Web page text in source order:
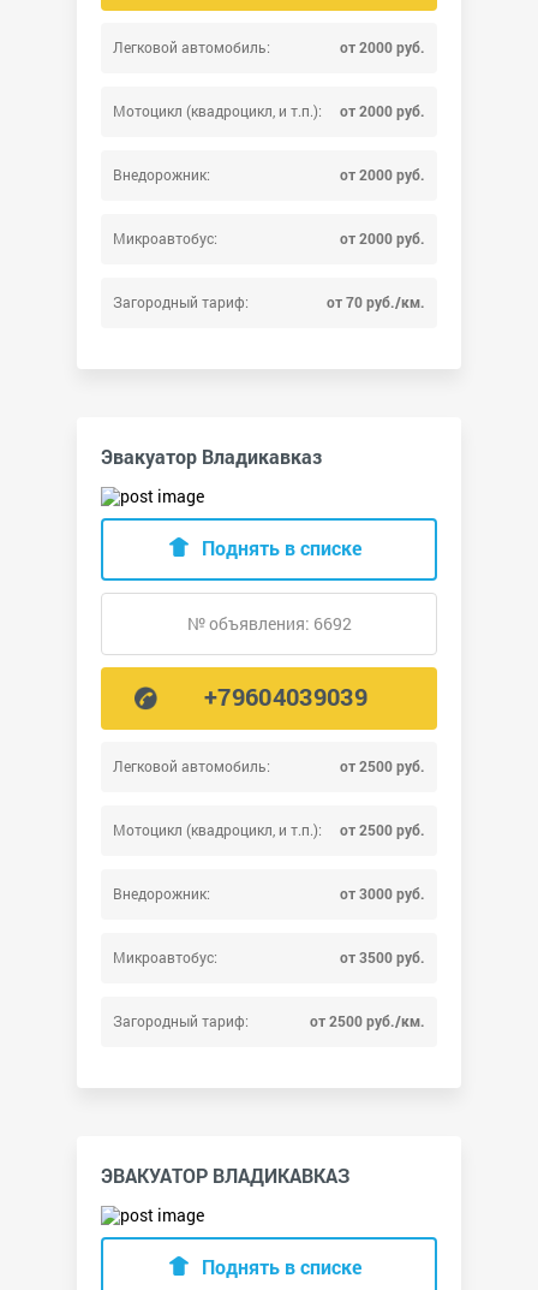
Легковой автомобиль: от 2000 руб.
Мотоцикл (квадроцикл, и т.п.): от 2000 руб.
Внедорожник: от 2000 руб.
Микроавтобус: от 2000 руб.
Загородный тариф: от 70 руб./км.
Эвакуатор Владикавказ
Легковой автомобиль: от 2500 руб.
Мотоцикл (квадроцикл, и т.п.): от 2500 руб.
Внедорожник: от 3000 руб.
Микроавтобус: от 3500 руб.
Загородный тариф: от 2500 руб./км.
Поднять в списке
№ объявления: 6692
+79604039039
ЭВАКУАТОР ВЛАДИКАВКАЗ
Поднять в списке